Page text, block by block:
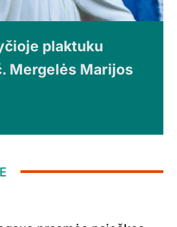
plaktuku
Mergelės Marijos